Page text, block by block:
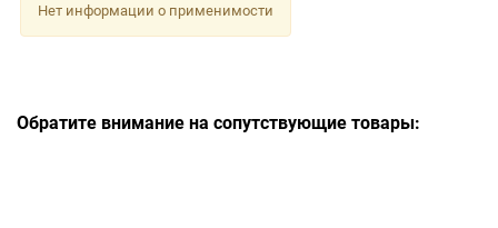
Нет информации о применимости
Обратите внимание на сопутствующие товары: